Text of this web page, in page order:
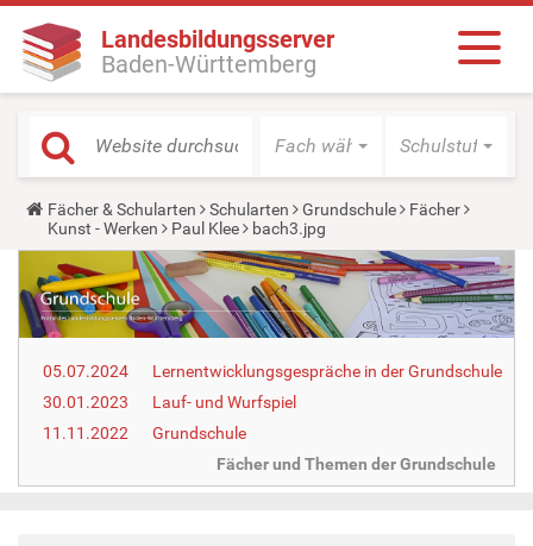
Landesbildungsserver
Baden-Württemberg
Fach wählen Schulstufe
Y
o
u
r
e
h
e
e
:
Fächer & Schularten Schularten Grundschule
Fächer
Kunst - Werken
Paul Klee bach3.jpg
05.07.2024
Lernentwicklungsgespräche in der Grundschule
30.01.2023
Lauf- und Wurfspiel
11.11.2022
Grundschule
Fächer und Themen der Grundschule